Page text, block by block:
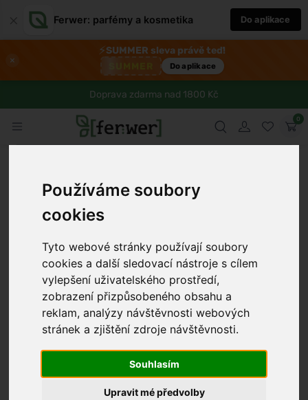
Používáme soubory
cookies
Tyto webové stránky používají soubory
cookies a další sledovací nástroje s cílem
vylepšení uživatelského prostředí,
zobrazení přizpůsobeného obsahu a
reklam, analýzy návštěvnosti webových
stránek a zjištění zdroje návštěvnosti.
Souhlasím
Upravit mé předvolby
Ferwer: parfémy a kosmetika Do aplikace
×
⚡SUMMER sleva právě teď!
Do aplikace
Doprava zdarma nad 1800 Kč
0